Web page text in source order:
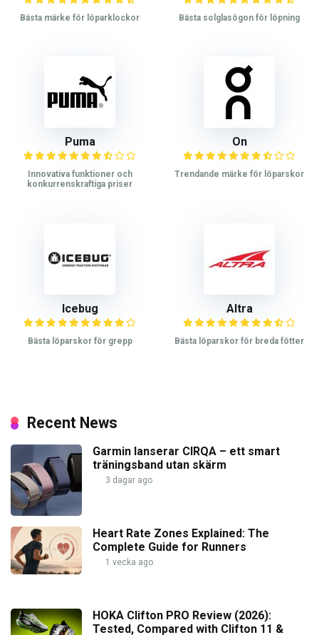
Bästa märke för löparklockor Bästa solglasögon för löpning
Puma
Innovativa funktioner och
konkurrenskraftiga priser
On
Trendande märke för löparskor
Icebug
Bästa löparskor för grepp
Altra
Bästa löparskor för breda fötter
Recent News
Garmin lanserar CIRQA – ett smart
träningsband utan skärm
3 dagar ago
Heart Rate Zones Explained: The
Complete Guide for Runners
1 vecka ago
HOKA Clifton PRO Review (2026):
Tested, Compared with Clifton 11 &